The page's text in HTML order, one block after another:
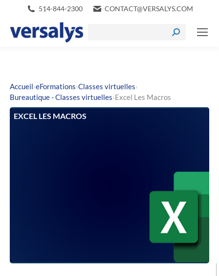
514-844-2300 CONTACT@VERSALYS.COM
Accueil›eFormations›Classes virtuelles›
Bureautique - Classes virtuelles›Excel Les Macros
EXCEL LES MACROS